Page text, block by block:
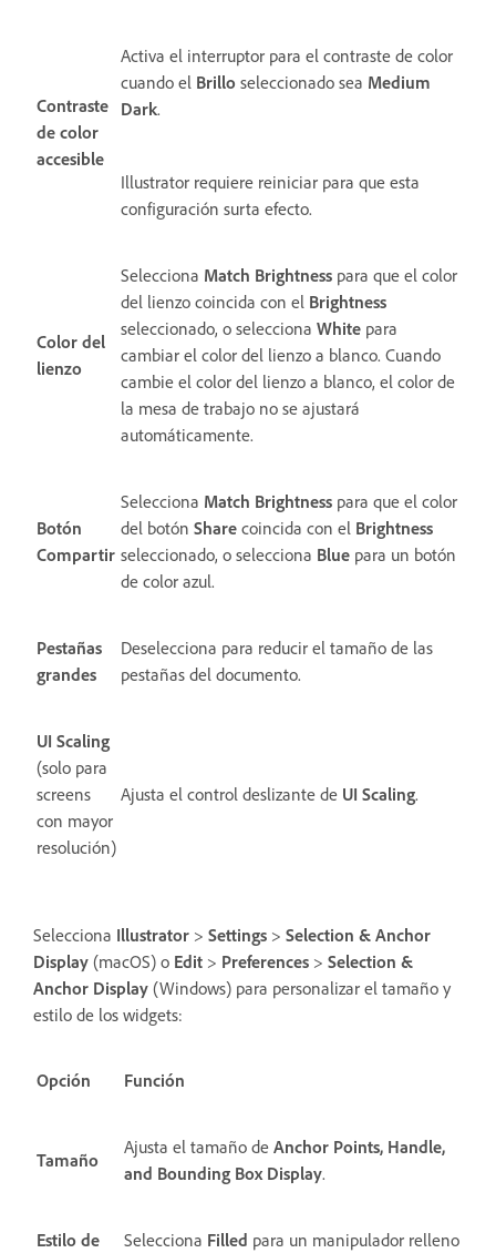
Contraste
de color
accesible
Activa el interruptor para el contraste de color
cuando el Brillo seleccionado sea Medium
Dark.
Illustrator requiere reiniciar para que esta
configuración surta efecto.
Color del
lienzo
Selecciona Match Brightness para que el color
del lienzo coincida con el Brightness
seleccionado, o selecciona White para
cambiar el color del lienzo a blanco. Cuando
cambie el color del lienzo a blanco, el color de
la mesa de trabajo no se ajustará
automáticamente.
Botón
Compartir
Selecciona Match Brightness para que el color
del botón Share coincida con el Brightness
seleccionado, o selecciona Blue para un botón
de color azul.
Pestañas
grandes
Deselecciona para reducir el tamaño de las
pestañas del documento.
UI Scaling
(solo para
screens
con mayor
resolución)
Ajusta el control deslizante de UI Scaling.
Selecciona Illustrator > Settings > Selection & Anchor
Display (macOS) o Edit > Preferences > Selection &
Anchor Display (Windows) para personalizar el tamaño y
estilo de los widgets:
Opción Función
Tamaño
Ajusta el tamaño de Anchor Points, Handle,
and Bounding Box Display.
Estilo de
Selecciona Filled para un manipulador relleno